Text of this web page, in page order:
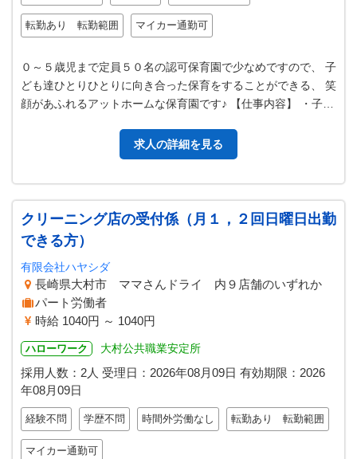
転勤あり 転勤範囲 マイカー通勤可
０～５歳児まで定員５０名の認可保育園で少なめですので、 子
ども達ひとりひとりに向き合った保育をすることができる、 笑
顔があふれるアットホームな保育園です♪ 【仕事内容】 ・子ど
求人の詳細を見る
クリーニング店の受付係（月１，２回日曜日出勤
できる方）
有限会社ハヤシダ
長崎県大村市 ママさんドライ 内９店舗のいずれか
パート労働者
時給 1040円 ～ 1040円
ハローワーク 大村公共職業安定所
採用人数：2人 受理日： 2026年08月09日 有効期限： 2026
年08月09日
経験不問 学歴不問 時間外労働なし 転勤あり 転勤範囲
マイカー通勤可